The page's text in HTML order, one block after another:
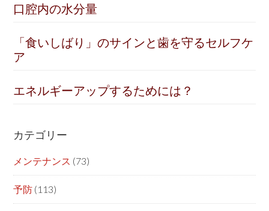
口腔内の水分量
「食いしばり」のサインと歯を守るセルフケ
ア
エネルギーアップするためには？
カテゴリー
メンテナンス (73)
予防 (113)